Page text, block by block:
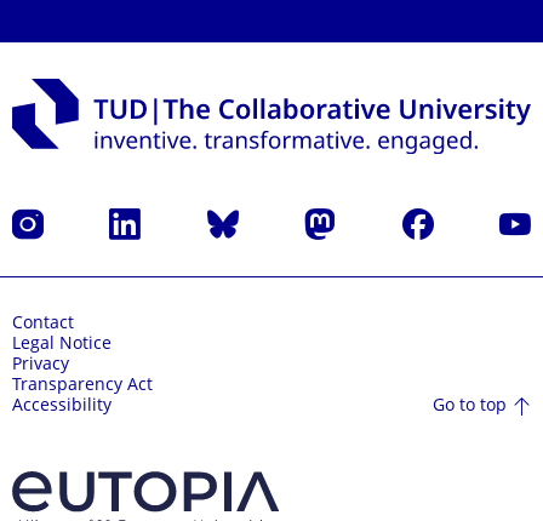
Instagram LinkedIn Bluesky Mastodon Facebook
Contact
Legal Notice
Privacy
Transparency Act
Accessibility
Go to top